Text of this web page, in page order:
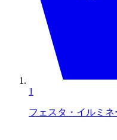
1
フェスタ・イルミネ